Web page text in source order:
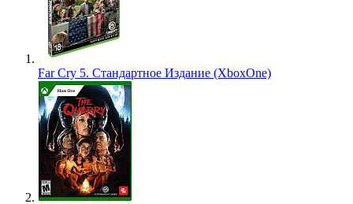
Far Cry 5. Стандартное Издание (XboxOne)